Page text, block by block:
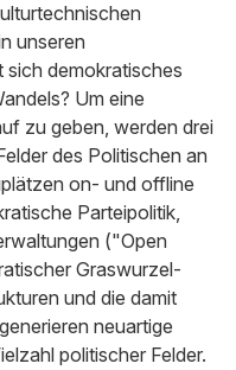
unseren
sich demokratisches
Um eine
zu geben, werden drei
des Politischen an
on- und offline
Parteipolitik,
("Open
Graswurzel-
und die damit
neuartige
politischer Felder.